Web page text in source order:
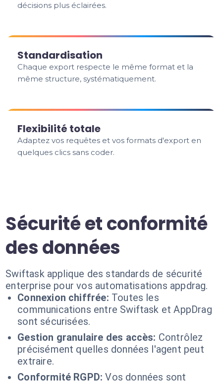
décisions plus éclairées.
Standardisation
Chaque export respecte le même format et la
même structure, systématiquement.
Flexibilité totale
Adaptez vos requêtes et vos formats d'export en
quelques clics sans coder.
Sécurité et conformité
des données
Swiftask applique des standards de sécurité
enterprise pour vos automatisations appdrag.
Connexion chiffrée: Toutes les
communications entre Swiftask et AppDrag
sont sécurisées.
Gestion granulaire des accès: Contrôlez
précisément quelles données l'agent peut
extraire.
Conformité RGPD: Vos données sont